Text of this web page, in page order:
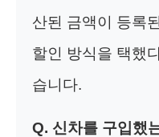
산된 금액이 등록
할인 방식을 택했
습니다.
Q. 신차를 구입했